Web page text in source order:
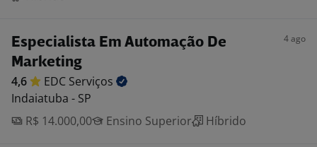
Especialista Em Automação De
Marketing
4 ago
4,6 EDC Serviços
Indaiatuba - SP
R$ 14.000,00
Ensino Superior Híbrido